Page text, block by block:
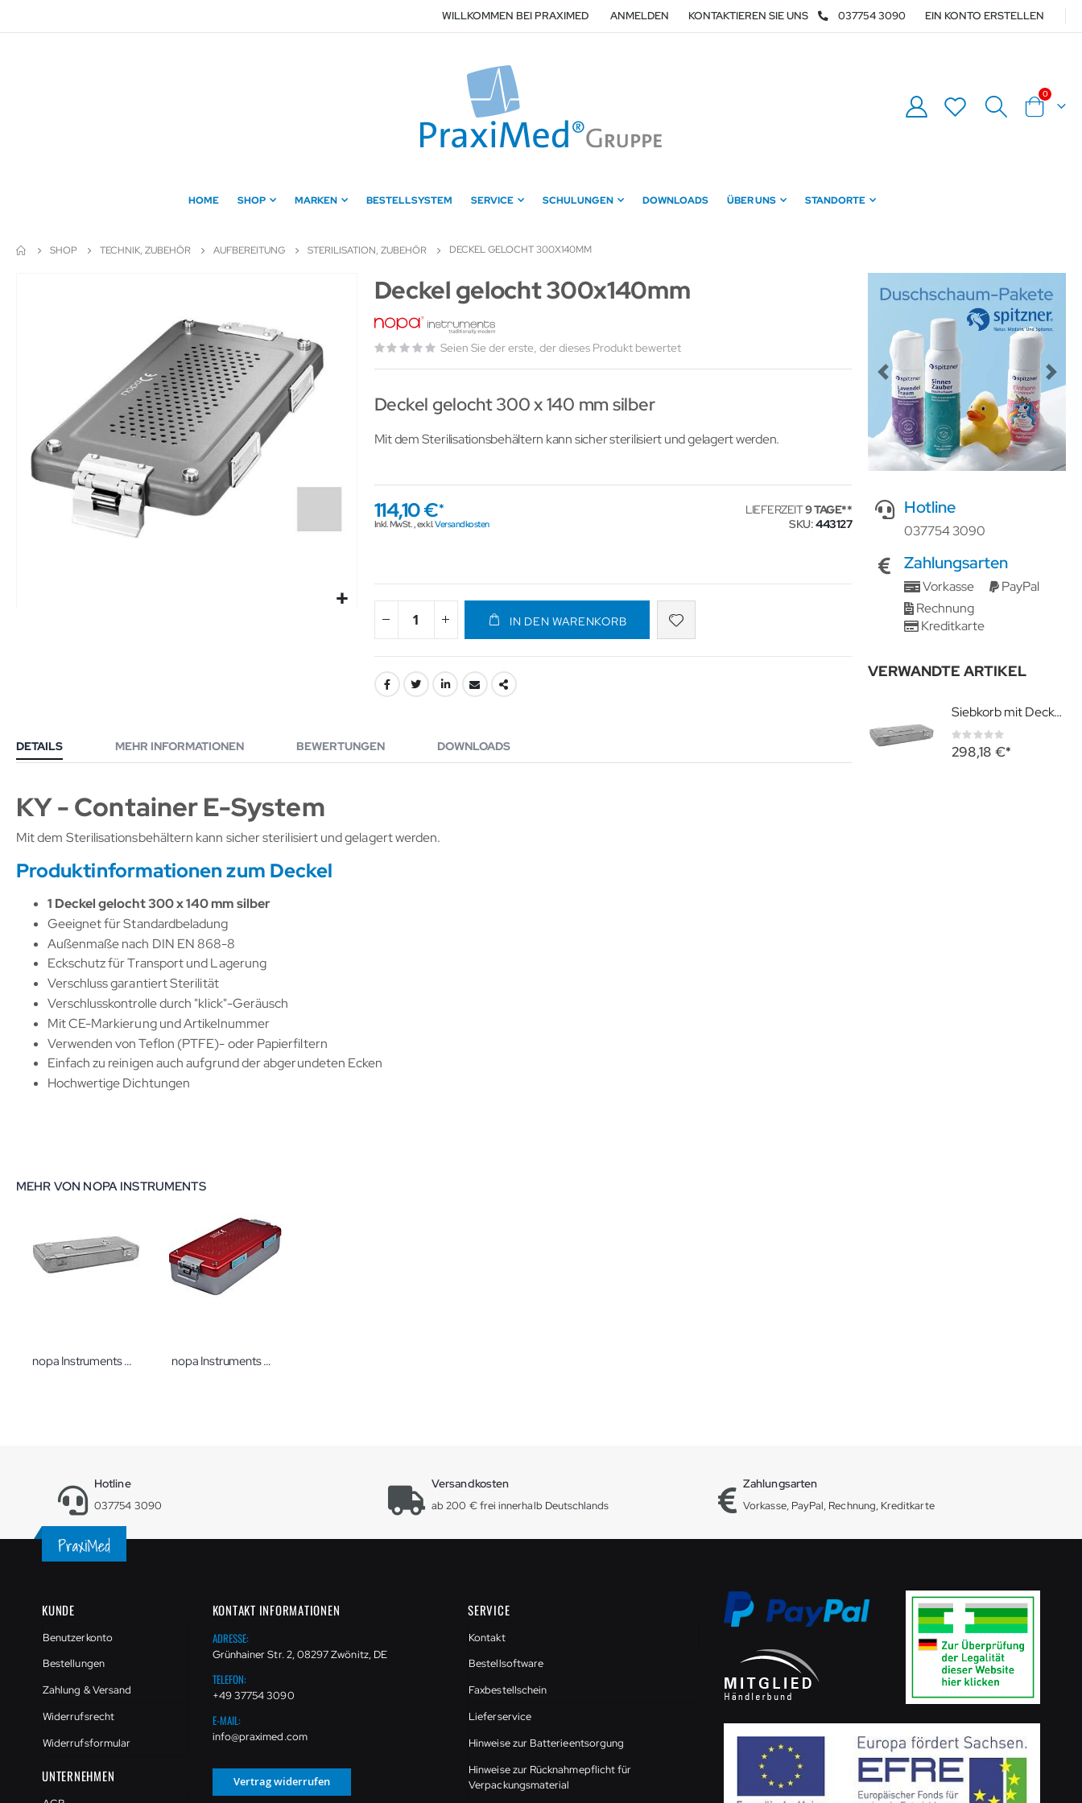
zum
WILLKOMMEN BEI PRAXIMED ANMELDEN KONTAKTIEREN SIE UNS 037754 3090 EIN KONTO ERSTELLEN
Warenkorb
0Artikel
HOME SHOP MARKEN BESTELLSYSTEM SERVICE SCHULUNGEN DOWNLOADS ÜBER UNS STANDORTE
SHOP TECHNIK, ZUBEHÖR AUFBEREITUNG STERILISATION, ZUBEHÖR DECKEL GELOCHT 300X140MM
Zum
Anfang
der
Bildergalerie
springen
Deckel gelocht 300x140mm
Seien Sie der erste, der dieses Produkt bewertet
Deckel gelocht 300 x 140 mm silber
Mit dem Sterilisationsbehältern kann sicher sterilisiert und gelagert werden.
114,10 €
Inkl. MwSt.,exkl.Versandkosten
LIEFERZEIT9 TAGE
SKU 443127
IN DEN WARENKORB
DETAILS
KY - Container E-System
Mit dem Sterilisationsbehältern kann sicher sterilisiert und gelagert werden.
Produktinformationen zum Deckel
1 Deckel gelocht 300 x 140 mm silber
Geeignet für Standardbeladung
Außenmaße nach DIN EN 868-8
Eckschutz für Transport und Lagerung
Verschluss garantiert Sterilität
Verschlusskontrolle durch "klick"-Geräusch
Mit CE-Markierung und Artikelnummer
Verwenden von Teflon (PTFE)- oder Papierfiltern
Einfach zu reinigen auch aufgrund der abgerundeten Ecken
Hochwertige Dichtungen
MEHR INFORMATIONEN BEWERTUNGEN DOWNLOADS
MEHR VON NOPA INSTRUMENTS
nopa Instruments Siebkorb mit Deckel 267x125x50mm nopa Instruments Container E-System Boden ungelocht
Previous Next
Hotline
037754 3090
Zahlungsarten
Vorkasse
PayPal
Rechnung
Kreditkarte
VERWANDTE ARTIKEL
Siebkorb mit Deckel 267x125x50mm
Rating:
0%
298,18 €
Hotline
037754 3090
Versandkosten
ab 200 € frei innerhalb Deutschlands
Zahlungsarten
Vorkasse, PayPal, Rechnung, Kreditkarte
KUNDE
Benutzerkonto
Bestellungen
Zahlung & Versand
Widerrufsrecht
Widerrufsformular
UNTERNEHMEN
KONTAKT INFORMATIONEN
ADRESSE:
Grünhainer Str. 2, 08297 Zwönitz, DE
TELEFON:
+49 37754 3090
E-MAIL:
info@praximed.com
Vertrag widerrufen
SERVICE
Kontakt
Bestellsoftware
Faxbestellschein
Lieferservice
Hinweise zur Batterieentsorgung
Hinweise zur Rücknahmepflicht für
Verpackungsmaterial